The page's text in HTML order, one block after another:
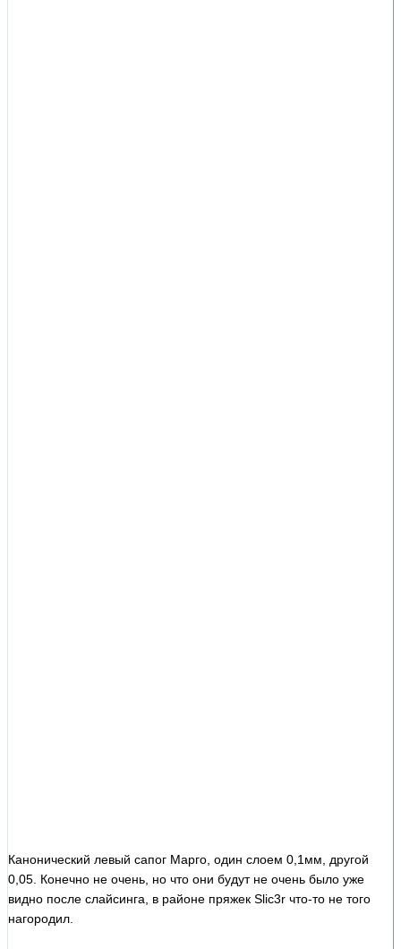
Канонический левый сапог Марго, один слоем 0,1мм, другой
0,05. Конечно не очень, но что они будут не очень было уже
видно после слайсинга, в районе пряжек Slic3r что-то не того
нагородил.